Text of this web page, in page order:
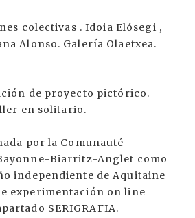
colectivas . Idoia Elósegi ,
Alonso. Galería Olaetxea.
de proyecto pictórico.
en solitario.
por la Comunauté
Biarritz-Anglet como
independiente de Aquitaine
experimentación on line
SERIGRAFIA.